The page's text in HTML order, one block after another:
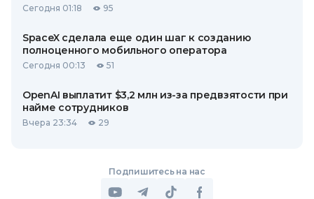
Сегодня 01:18 95
SpaceX сделала еще один шаг к созданию
полноценного мобильного оператора
Сегодня 00:13 51
OpenAI выплатит $3,2 млн из-за предвзятости при
найме сотрудников
Вчера 23:34 29
Подпишитесь на нас